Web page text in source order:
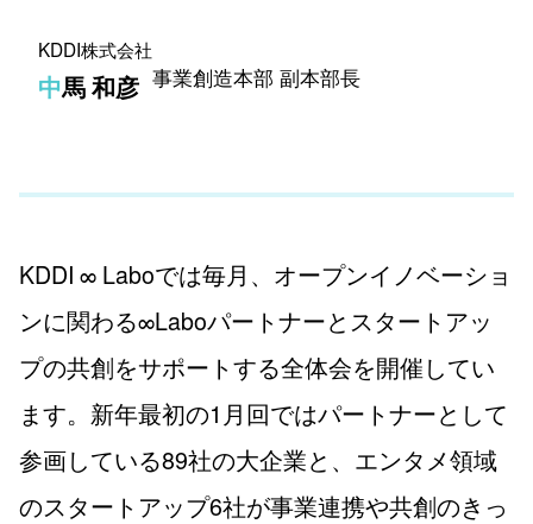
KDDI株式会社​
中馬 和彦​ 事業創造本部 副本部長​
KDDI ∞ Laboでは毎月、オープンイノベーショ
ンに関わる∞Laboパートナーとスタートアッ
プの共創をサポートする全体会を開催してい
ます。新年最初の1月回ではパートナーとして
参画している89社の大企業と、エンタメ領域
のスタートアップ6社が事業連携や共創のきっ